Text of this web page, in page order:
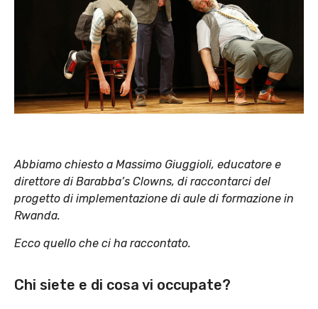
Abbiamo chiesto a Massimo Giuggioli, educatore e
direttore di Barabba’s Clowns, di raccontarci del
progetto di implementazione di aule di formazione in
Rwanda.
Ecco quello che ci ha raccontato.
Chi siete e di cosa vi occupate?